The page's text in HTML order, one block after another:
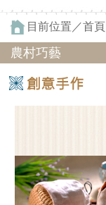
目前位置／首頁
農村巧藝